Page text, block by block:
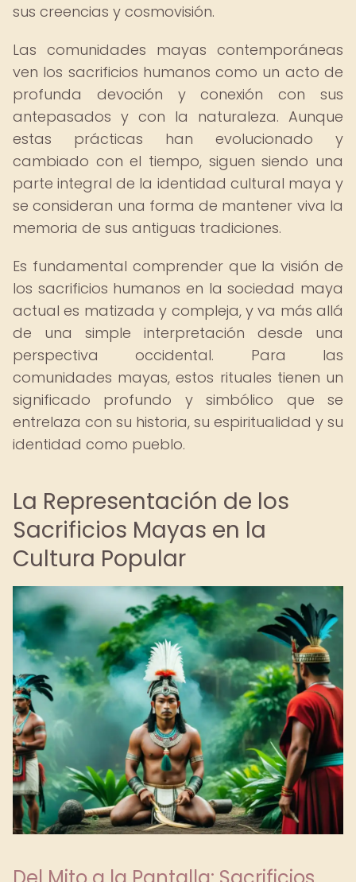
sus creencias y cosmovisión.
Las comunidades mayas contemporáneas
ven los sacrificios humanos como un acto de
profunda devoción y conexión con sus
antepasados y con la naturaleza. Aunque
estas prácticas han evolucionado y
cambiado con el tiempo, siguen siendo una
parte integral de la identidad cultural maya y
se consideran una forma de mantener viva la
memoria de sus antiguas tradiciones.
Es fundamental comprender que la visión de
los sacrificios humanos en la sociedad maya
actual es matizada y compleja, y va más allá
de una simple interpretación desde una
perspectiva occidental. Para las
comunidades mayas, estos rituales tienen un
significado profundo y simbólico que se
entrelaza con su historia, su espiritualidad y su
identidad como pueblo.
La Representación de los
Sacrificios Mayas en la
Cultura Popular